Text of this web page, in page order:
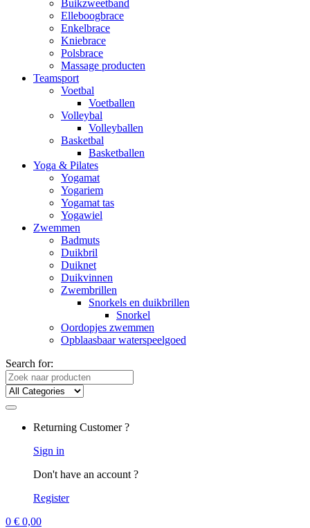
Buikzweetband
Elleboogbrace
Enkelbrace
Kniebrace
Polsbrace
Massage producten
Teamsport
Voetbal
Voetballen
Volleybal
Volleyballen
Basketbal
Basketballen
Yoga & Pilates
Yogamat
Yogariem
Yogamat tas
Yogawiel
Zwemmen
Badmuts
Duikbril
Duiknet
Duikvinnen
Zwembrillen
Snorkels en duikbrillen
Snorkel
Oordopjes zwemmen
Opblaasbaar waterspeelgoed
Search for:
Returning Customer ?
Sign in
Don't have an account ?
Register
0 € 0,00